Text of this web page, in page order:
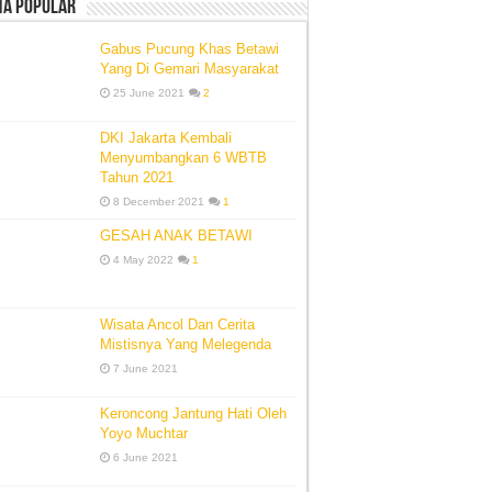
Popular
Gabus Pucung Khas Betawi
Yang Di Gemari Masyarakat
25 June 2021 2
DKI Jakarta Kembali
Menyumbangkan 6 WBTB
Tahun 2021
8 December 2021 1
GESAH ANAK BETAWI
4 May 2022 1
Wisata Ancol Dan Cerita
Mistisnya Yang Melegenda
7 June 2021
Keroncong Jantung Hati Oleh
Yoyo Muchtar
6 June 2021